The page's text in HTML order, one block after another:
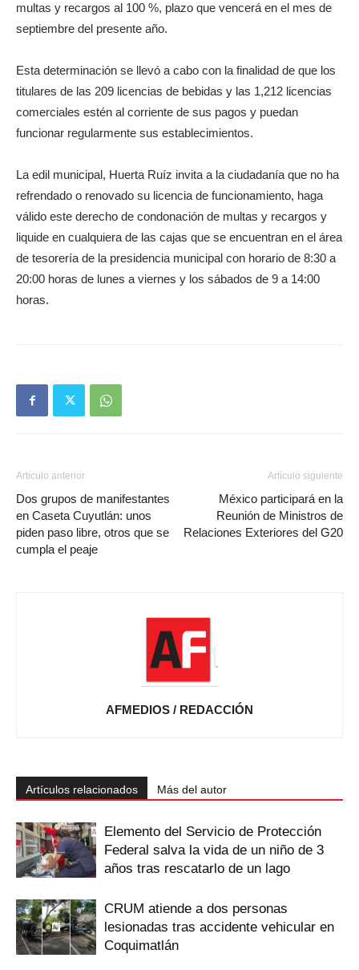
multas y recargos al 100 %, plazo que vencerá en el mes de
septiembre del presente año.
Esta determinación se llevó a cabo con la finalidad de que los
titulares de las 209 licencias de bebidas y las 1,212 licencias
comerciales estén al corriente de sus pagos y puedan
funcionar regularmente sus establecimientos.
La edil municipal, Huerta Ruíz invita a la ciudadanía que no ha
refrendado o renovado su licencia de funcionamiento, haga
válido este derecho de condonación de multas y recargos y
liquide en cualquiera de las cajas que se encuentran en el área
de tesorería de la presidencia municipal con horario de 8:30 a
20:00 horas de lunes a viernes y los sábados de 9 a 14:00
horas.
Artículo anterior
Dos grupos de manifestantes
en Caseta Cuyutlán: unos
piden paso libre, otros que se
cumpla el peaje
Artículo siguiente
México participará en la
Reunión de Ministros de
Relaciones Exteriores del G20
AFMEDIOS / REDACCIÓN
Artículos relacionados Más del autor
Elemento del Servicio de Protección
Federal salva la vida de un niño de 3
años tras rescatarlo de un lago
CRUM atiende a dos personas
lesionadas tras accidente vehicular en
Coquimatlán